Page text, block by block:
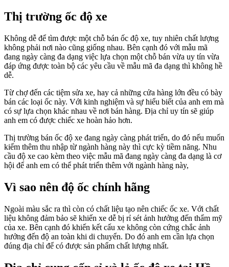
Thị trường ốc độ xe
Không dễ để tìm được một chỗ bán ốc độ xe, tuy nhiên chất lượng
không phải nơi nào cũng giống nhau. Bên cạnh đó với mẫu mã
đang ngày càng đa dạng việc lựa chọn một chỗ bán vừa uy tín vừa
đáp ứng được toàn bộ các yêu cầu về mẫu mã đa dạng thì không hề
dễ.
Từ chợ đến các tiệm sửa xe, hay cả những cửa hàng lớn đều có bày
bán các loại ốc này. Với kinh nghiệm và sự hiểu biết của anh em mà
có sự lựa chọn khác nhau về nơi bán hàng. Địa chỉ uy tín sẽ giúp
anh em có được chiếc xe hoàn hảo hơn.
Thị trường bán ốc độ xe đang ngày càng phát triển, do đó nếu muốn
kiếm thêm thu nhập từ ngành hàng này thì cực kỳ tiềm năng. Nhu
cầu độ xe cao kèm theo việc mẫu mã đang ngày càng đa dạng là cơ
hội để anh em có thể phát triển thêm với ngành hàng này,
Vì sao nên độ ốc chính hãng
Ngoài màu sắc ra thì còn có chất liệu tạo nên chiếc ốc xe. Với chất
liệu không đảm bảo sẽ khiến xe dễ bị rỉ sét ảnh hưởng đến thẩm mỹ
của xe. Bên cạnh đó khiến kết cấu xe không còn cứng chắc ảnh
hưởng đến độ an toàn khi di chuyển. Do đó anh em cần lựa chọn
đúng địa chỉ để có được sản phẩm chất lượng nhất.